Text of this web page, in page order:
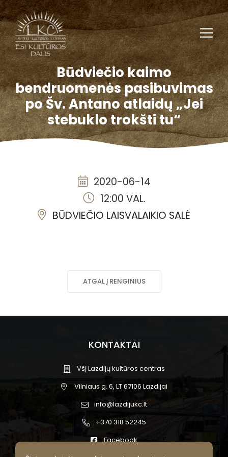
Būdviečio kaimo
bendruomenės pasibuvimas
po Šv. Antano atlaidų „Jei
stebuklo trokšti tu“
2020-06-14
12:00 VAL.
BŪDVIEČIO LAISVALAIKIO SALĖ
ATGAL Į RENGINIUS
KONTAKTAI
VšĮ Lazdijų kultūros centras
Vilniaus g. 6, LT 67106 Lazdijai
info@lazdijukc.lt
+370 318 52245
Facebook